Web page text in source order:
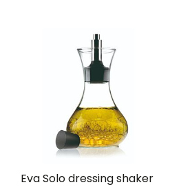
Eva Solo dressing shaker